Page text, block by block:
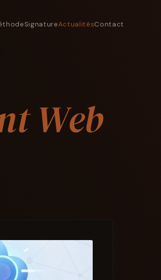
SignatureActualitésContact
Web